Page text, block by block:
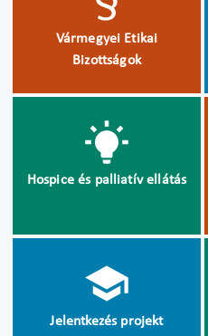
Vármegyei Etikai
Bizottságok
Hospice és palliatív ellátás
Jelentkezés projekt